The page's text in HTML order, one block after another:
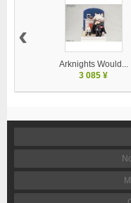
Arknights Would...
3 085 ¥
‹